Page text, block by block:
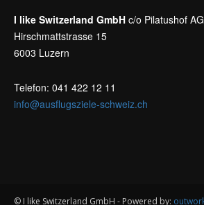
I like Switzerland GmbH c/o Pilatushof AG
Hirschmattstrasse 15
6003 Luzern
Telefon: 041 422 12 11
info@ausflugsziele-schweiz.ch
© I like Switzerland GmbH - Powered by: